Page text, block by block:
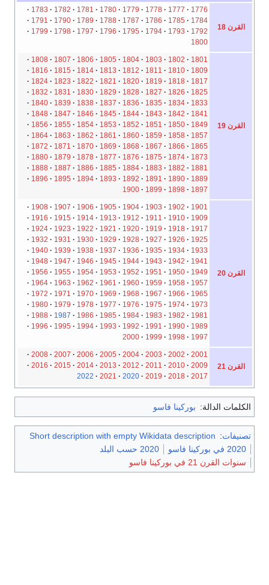
القرن 18
1776
1777
1778
1779
1780
1781
1782
1783
1784
1785
1786
1787
1788
1789
1790
1791
1792
1793
1794
1795
1796
1797
1798
1799
1800
القرن 19
1801
1802
1803
1804
1805
1806
1807
1808
1809
1810
1811
1812
1813
1814
1815
1816
1817
1818
1819
1820
1821
1822
1823
1824
1825
1826
1827
1828
1829
1830
1831
1832
1833
1834
1835
1836
1837
1838
1839
1840
1841
1842
1843
1844
1845
1846
1847
1848
1849
1850
1851
1852
1853
1854
1855
1856
1857
1858
1859
1860
1861
1862
1863
1864
1865
1866
1867
1868
1869
1870
1871
1872
1873
1874
1875
1876
1877
1878
1879
1880
1881
1882
1883
1884
1885
1886
1887
1888
1889
1890
1891
1892
1893
1894
1895
1896
1897
1898
1899
1900
القرن 20
1901
1902
1903
1904
1905
1906
1907
1908
1909
1910
1911
1912
1913
1914
1915
1916
1917
1918
1919
1920
1921
1922
1923
1924
1925
1926
1927
1928
1929
1930
1931
1932
1933
1934
1935
1936
1937
1938
1939
1940
1941
1942
1943
1944
1945
1946
1947
1948
1949
1950
1951
1952
1953
1954
1955
1956
1957
1958
1959
1960
1961
1962
1963
1964
1965
1966
1967
1968
1969
1970
1971
1972
1973
1974
1975
1976
1977
1978
1979
1980
1981
1982
1983
1984
1985
1986
1987
1988
1989
1990
1991
1992
1993
1994
1995
1996
1997
1998
1999
2000
القرن 21
2001
2002
2003
2004
2005
2006
2007
2008
2009
2010
2011
2012
2013
2014
2015
2016
2017
2018
2019
2020
2021
2022
الكلمات الدالة: بوركينا فاسو
تصنيفات:
Short description with empty Wikidata description
2020 في بوركينا فاسو
2020 حسب البلد
سنوات القرن 21 في بوركينا فاسو